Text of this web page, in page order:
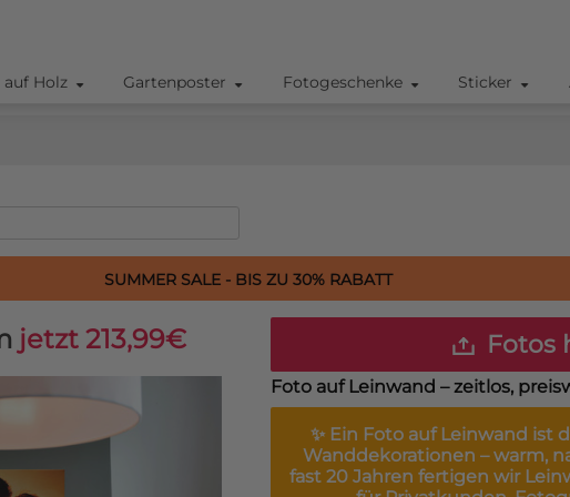
Holz Gartenposter Fotogeschenke Sticker
SUMMER SALE - BIS ZU 30% RABATT
jetzt 213,99€ Fotos
Foto auf Leinwand – zeitlos,
✨ Ein Foto auf Leinwand ist
Wanddekorationen – warm,
fast 20 Jahren fertigen wir